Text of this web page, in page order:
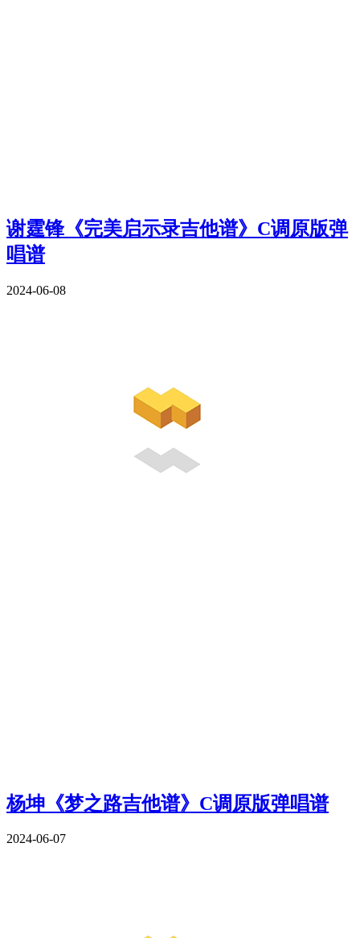
谢霆锋《完美启示录吉他谱》C调原版弹
唱谱
2024-06-08
杨坤《梦之路吉他谱》C调原版弹唱谱
2024-06-07